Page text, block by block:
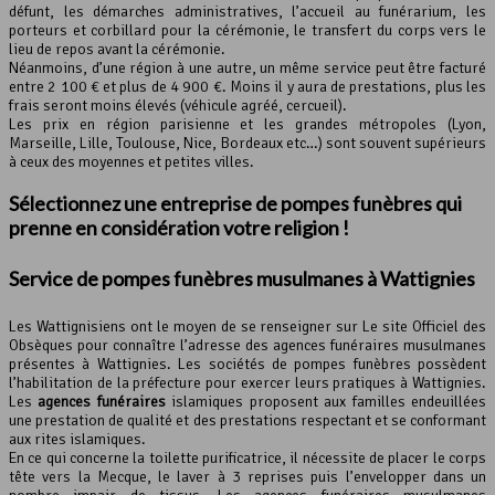
défunt, les démarches administratives, l’accueil au funérarium, les
porteurs et corbillard pour la cérémonie, le transfert du corps vers le
lieu de repos avant la cérémonie.
Néanmoins, d’une région à une autre, un même service peut être facturé
entre 2 100 € et plus de 4 900 €. Moins il y aura de prestations, plus les
frais seront moins élevés (véhicule agréé, cercueil).
Les prix en région parisienne et les grandes métropoles (Lyon,
Marseille, Lille, Toulouse, Nice, Bordeaux etc…) sont souvent supérieurs
à ceux des moyennes et petites villes.
Sélectionnez une entreprise de pompes funèbres qui
prenne en considération votre religion !
Service de pompes funèbres musulmanes à Wattignies
Les Wattignisiens ont le moyen de se renseigner sur Le site Officiel des
Obsèques pour connaître l’adresse des agences funéraires musulmanes
présentes à Wattignies. Les sociétés de pompes funèbres possèdent
l’habilitation de la préfecture pour exercer leurs pratiques à Wattignies.
Les agences funérairesislamiques proposent aux familles endeuillées
une prestation de qualité et des prestations respectant et se conformant
aux rites islamiques.
En ce qui concerne la toilette purificatrice, il nécessite de placer le corps
tête vers la Mecque, le laver à 3 reprises puis l’envelopper dans un